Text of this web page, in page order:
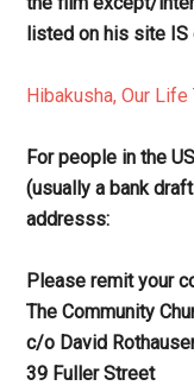
listed on his site IS
Hibakusha, Our Life
For people in the
(usually a bank
addresss:
Please remit your
The Community
c/o David
39 Fuller Street